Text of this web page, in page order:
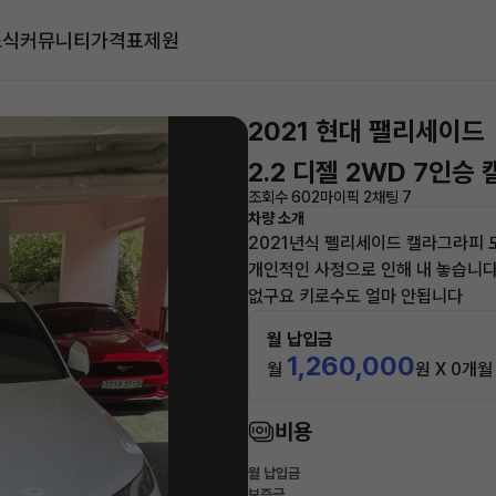
커뮤니티가격표제원
2021 현대 팰리세이드
2.2 디젤 2WD 7인승
조회수 602마이픽 2채팅 7
차량 소개
2021년식 펠리세이드 캘라그라피
개인적인 사정으로 인해 내 놓습니
없구요 키로수도 얼마 안됩니다
월 납입금
월 1,260,000원 X 0개월
비용
월 납입금